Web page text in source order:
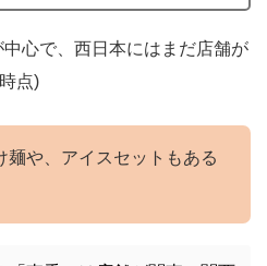
心で、西日本にはまだ店舗が
点)
麺や、アイスセットもある